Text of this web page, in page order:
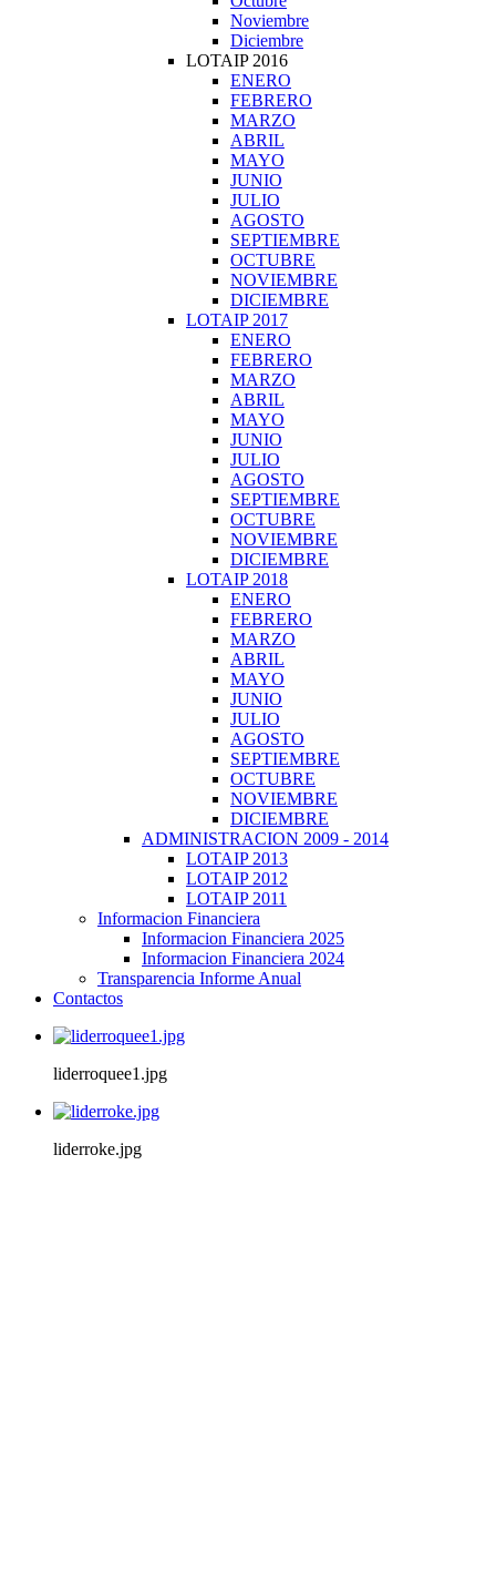
Noviembre
Diciembre
LOTAIP 2016
ENERO
FEBRERO
MARZO
ABRIL
MAYO
JUNIO
JULIO
AGOSTO
SEPTIEMBRE
OCTUBRE
NOVIEMBRE
DICIEMBRE
LOTAIP 2017
ENERO
FEBRERO
MARZO
ABRIL
MAYO
JUNIO
JULIO
AGOSTO
SEPTIEMBRE
OCTUBRE
NOVIEMBRE
DICIEMBRE
LOTAIP 2018
ENERO
FEBRERO
MARZO
ABRIL
MAYO
JUNIO
JULIO
AGOSTO
SEPTIEMBRE
OCTUBRE
NOVIEMBRE
DICIEMBRE
ADMINISTRACION 2009 - 2014
LOTAIP 2013
LOTAIP 2012
LOTAIP 2011
Informacion Financiera
Informacion Financiera 2025
Informacion Financiera 2024
Transparencia Informe Anual
Contactos
liderroquee1.jpg
liderroke.jpg